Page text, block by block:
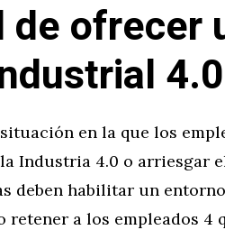
de ofrecer
en la que los
Industria 4.0 o arriesgar
deben habilitar un
a los empleados 4